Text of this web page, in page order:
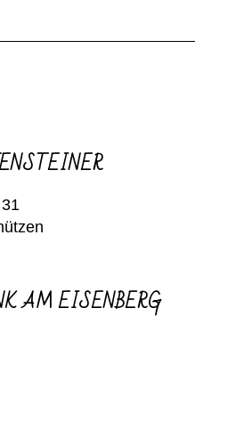
AM EISENBERG